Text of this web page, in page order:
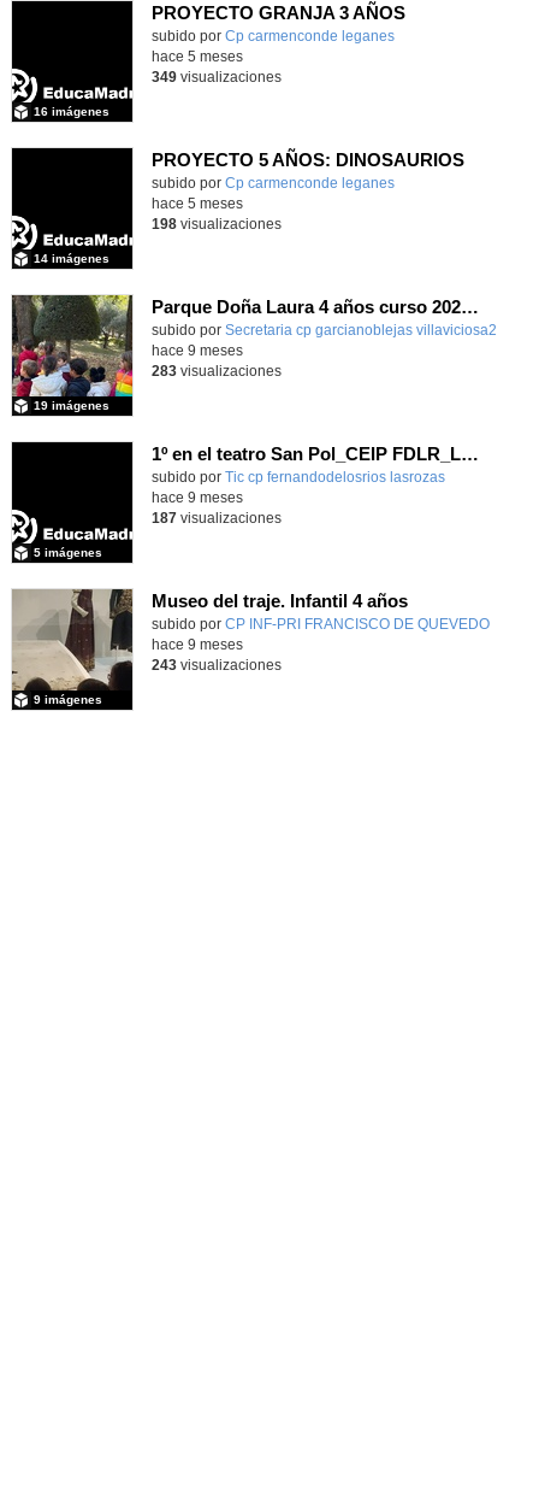
PROYECTO GRANJA 3 AÑOS
Contenido educativo.
subido por Cp carmenconde leganes
16 imágenes
-
hace 5 meses
349visualizaciones
PROYECTO 5 AÑOS: DINOSAURIOS
Contenido educativo.
subido por Cp carmenconde leganes
14 imágenes
-
hace 5 meses
198visualizaciones
Parque Doña Laura 4 años curso 2025-26
Contenido educativo.
subido por Secretaria cp garcianoblejas villaviciosa2
19 imágenes
hace 9 meses
283visualizaciones
1º en el teatro San Pol_CEIP FDLR_Las Rozas
Contenido educativo.
subido por Tic cp fernandodelosrios lasrozas
5 imágenes
-
hace 9 meses
187visualizaciones
Museo del traje. Infantil 4 años
subido por CP INF-PRI FRANCISCO DE QUEVEDO
9 imágenes
-
hace 9 meses
243visualizaciones